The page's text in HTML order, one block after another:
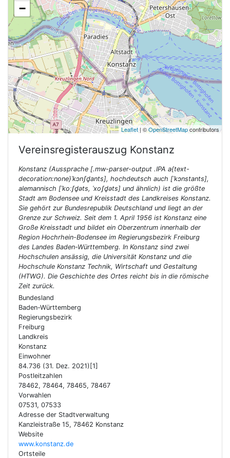
−
Leaflet | ©OpenStreetMapcontributors
Vereinsregisterauszug Konstanz
Konstanz (Aussprache [.mw-parser-output .IPA a{text-
decoration:none}ˈkɔnʃd̥ants], hochdeutsch auch [ˈkɔnstants],
alemannisch [ˈkoːʃd̥əts, ˈxoʃd̥əts] und ähnlich) ist die größte
Stadt am Bodensee und Kreisstadt des Landkreises Konstanz.
Sie gehört zur Bundesrepublik Deutschland und liegt an der
Grenze zur Schweiz. Seit dem 1. April 1956 ist Konstanz eine
Große Kreisstadt und bildet ein Oberzentrum innerhalb der
Region Hochrhein-Bodensee im Regierungsbezirk Freiburg
des Landes Baden-Württemberg. In Konstanz sind zwei
Hochschulen ansässig, die Universität Konstanz und die
Hochschule Konstanz Technik, Wirtschaft und Gestaltung
(HTWG). Die Geschichte des Ortes reicht bis in die römische
Zeit zurück.
Bundesland
Baden-Württemberg
Regierungsbezirk
Freiburg
Landkreis
Konstanz
Einwohner
84.736 (31. Dez. 2021)[1]
Postleitzahlen
78462, 78464, 78465, 78467
Vorwahlen
07531, 07533
Adresse der Stadtverwaltung
Kanzleistraße 15, 78462 Konstanz
Website
www.konstanz.de
Ortsteile